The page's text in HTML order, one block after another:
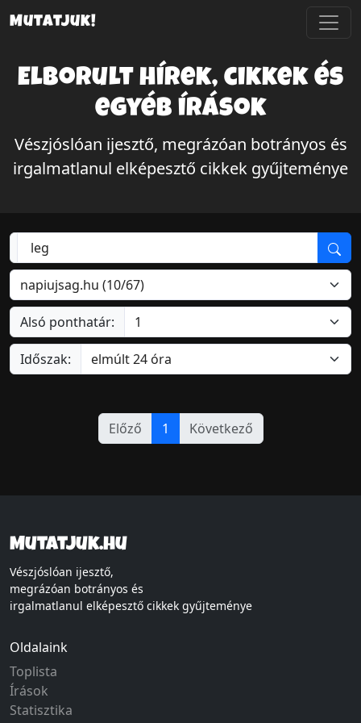
Mutatjuk!
Elborult hírek, cikkek és
egyéb írások
Vészjóslóan ijesztő, megrázóan botrányos és
irgalmatlanul elképesztő cikkek gyűjteménye
Alsó ponthatár:
Időszak:
Előző 1 Következő
Mutatjuk.hu
Vészjóslóan ijesztő,
megrázóan botrányos és
irgalmatlanul elképesztő cikkek gyűjteménye
Oldalaink
Toplista
Írások
Statisztika